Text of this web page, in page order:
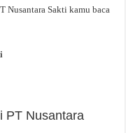
Nusantara Sakti kamu baca
PT Nusantara